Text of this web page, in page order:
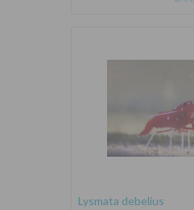
Lysmata debelius